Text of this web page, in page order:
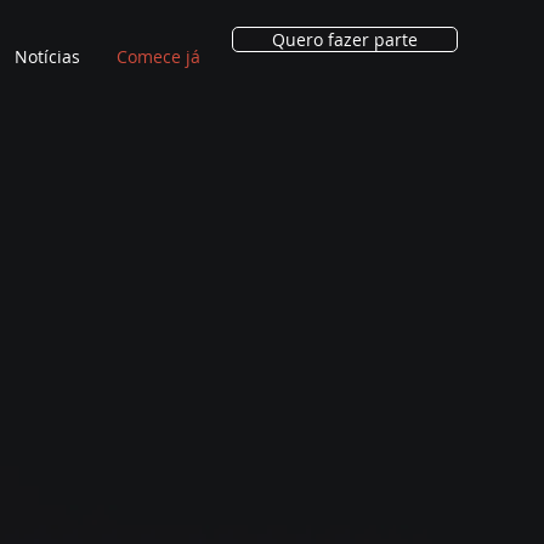
Notícias Comece já
Quero fazer parte